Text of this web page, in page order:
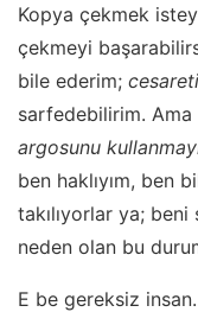
Kopya çekmek
çekmeyi
bile ederim;
sarfedebilirim. Ama
argosunu
ben haklıyım, ben
takılıyorlar ya;
neden olan bu
E be gereksiz